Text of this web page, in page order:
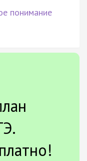
понимание